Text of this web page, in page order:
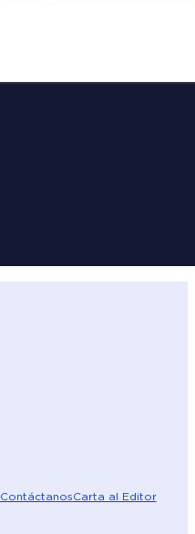
ContáctanosCarta al Editor